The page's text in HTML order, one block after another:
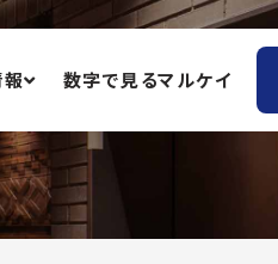
数字で見るマルケイ